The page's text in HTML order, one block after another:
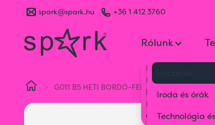
spark@spark.hu +36 1 412 3760
Rólunk
Kik vagyunk
Kapcsolat
Blog
Karrier
Gyakran Ismételt
Iroda és órák
Technológia
G011 B5 HETI BORDÓ-FEHÉR-KÉK